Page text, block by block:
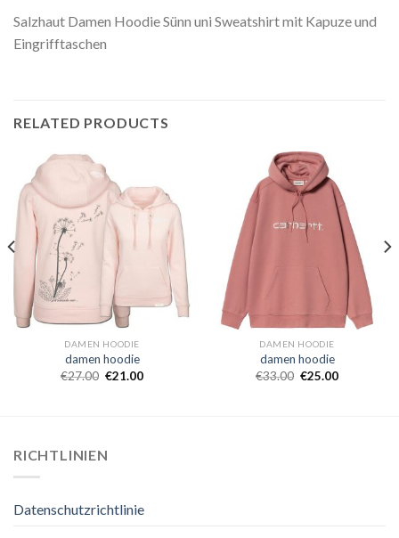
Salzhaut Damen Hoodie Sünn uni Sweatshirt mit Kapuze und
Eingrifftaschen
RELATED PRODUCTS
DAMEN HOODIE
damen hoodie
€27.00 €21.00
DAMEN HOODIE
damen hoodie
€33.00 €25.00
RICHTLINIEN
Datenschutzrichtlinie